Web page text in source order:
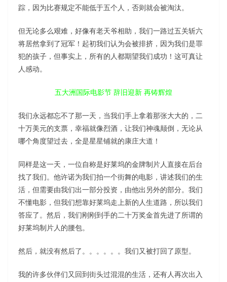
踪，因为比赛规定不能低于五个人，否则就会被淘汰。
但无论多么艰难，好像有老天爷相助，我们一路过五关斩六
将居然拿到了冠军！起初我们认为会被排挤，因为我们是罪
犯的孩子，但事实上，所有的人都期望我们成功！这可真让
人感动。
五大洲国际电影节 辞旧迎新 再铸辉煌
我们永远都忘不了那一天，当我们手上拿着那张大大的，二
十万美元的支票，幸福就像烈酒，让我们神魂颠倒，无论从
哪个角度望过去，全是星星铺就的康庄大道！
同样是这一天，一位自称是好莱坞的金牌制片人直接在后台
找了我们。他许诺为我们拍一个街舞的电影，讲述我们的生
活，但需要由我们出一部分投资，由他出另外的部分。我们
不懂电影，但我们想靠好莱坞走上新的人生道路，所以我们
答应了。然后，我们刚刚到手的二十万奖金首先进了所谓的
好莱坞制片人的腰包。
然后，就没有然后了。。。。。。我们又被打回了原型。
我的许多伙伴们又回到街头过混混的生活，还有人再次出入